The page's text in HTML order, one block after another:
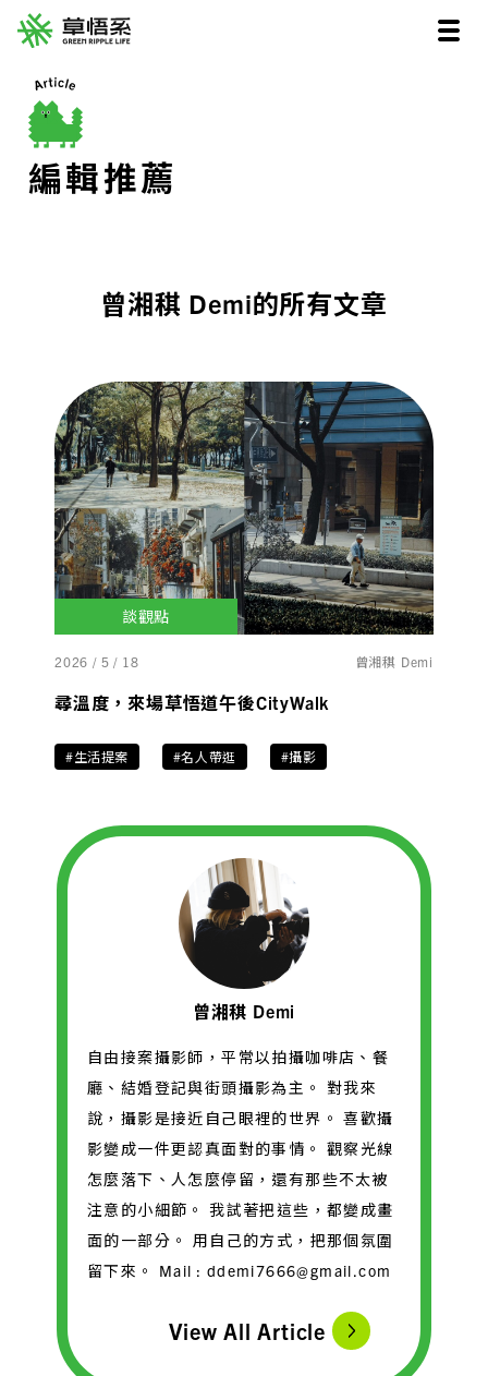
編輯推薦
曾湘稘 Demi的所有文章
談觀點
2026 / 5 / 18 曾湘稘 Demi
尋溫度，來場草悟道午後CityWalk
#生活提案 #名人帶逛 #攝影
曾湘稘 Demi
自由接案攝影師，平常以拍攝咖啡店、餐
廳、結婚登記與街頭攝影為主。 對我來
說，攝影是接近自己眼裡的世界。 喜歡攝
影變成一件更認真面對的事情。 觀察光線
怎麼落下、人怎麼停留，還有那些不太被
注意的小細節。 我試著把這些，都變成畫
面的一部分。 用自己的方式，把那個氛圍
留下來。 Mail : ddemi7666@gmail.com
View All Article